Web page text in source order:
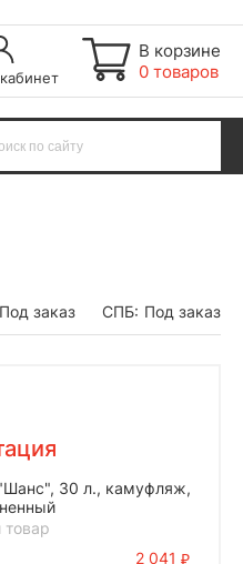
В корзине
0 товаров
Под заказ СПБ: Под заказ
30 л., камуфляж,
товар
2 041